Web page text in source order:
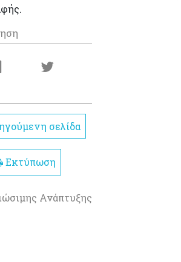
σελίδα
Εκτύπωση
Ανάπτυξης